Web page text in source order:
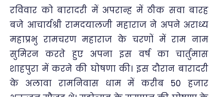
रविवार को बारादरी में अपरान्ह में ठीक सवा बारह
बजे आचार्यश्री रामदयालजी महाराज ने अपने अराध्य
महाप्रभु रामचरण महाराज के चरणों में राम नाम
सुमिरन करते हुए अपना इस वर्ष का चार्तुमास
शाहपुरा में करने की घोषणा की। इस दौरान बारादरी
के अलावा रामनिवास धाम में करीब 50 हजार